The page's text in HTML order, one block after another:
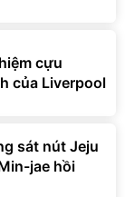
cựu
của Liverpool
sát nút Jeju
jae hồi